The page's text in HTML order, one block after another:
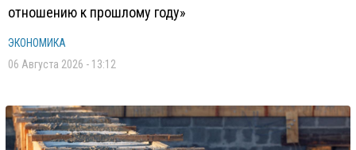
отношению к прошлому году»
ЭКОНОМИКА
06 Августа 2026 - 13:12